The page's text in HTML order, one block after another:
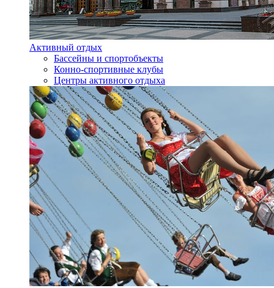
Активный отдых
Бассейны и спортобъекты
Конно-спортивные клубы
Центры активного отдыха